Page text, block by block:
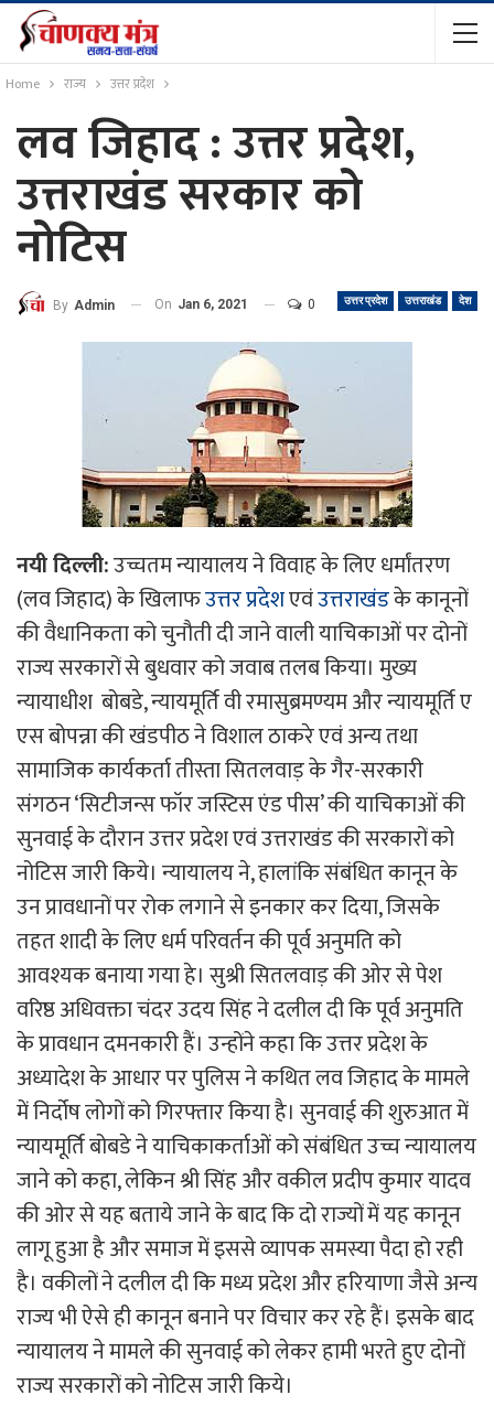
Home राज्य उत्तर प्रदेश
लव जिहाद : उत्तर प्रदेश,
उत्तराखंड सरकार को
नोटिस
उत्तर प्रदेश उत्तराखंड देश
By Admin On Jan 6, 2021 0
नयी दिल्ली:उच्चतम न्यायालय ने विवाह के लिए धर्मांतरण
(लव जिहाद) के खिलाफउत्तर प्रदेशएवंउत्तराखंडके कानूनों
की वैधानिकता को चुनौती दी जाने वाली याचिकाओं पर दोनों
राज्य सरकारों से बुधवार को जवाब तलब किया। मुख्य
न्यायाधीश बोबडे, न्यायमूर्ति वी रमासुब्रमण्यम और न्यायमूर्ति ए
एस बोपन्ना की खंडपीठ ने विशाल ठाकरे एवं अन्य तथा
सामाजिक कार्यकर्ता तीस्ता सितलवाड़ के गैर-सरकारी
संगठन ‘सिटीजन्स फॉर जस्टिस एंड पीस’ की याचिकाओं की
सुनवाई के दौरान उत्तर प्रदेश एवं उत्तराखंड की सरकारों को
नोटिस जारी किये। न्यायालय ने, हालांकि संबंधित कानून के
उन प्रावधानों पर रोक लगाने से इनकार कर दिया, जिसके
तहत शादी के लिए धर्म परिवर्तन की पूर्व अनुमति को
आवश्यक बनाया गया हे। सुश्री सितलवाड़ की ओर से पेश
वरिष्ठ अधिवक्ता चंदर उदय सिंह ने दलील दी कि पूर्व अनुमति
के प्रावधान दमनकारी हैं। उन्होंने कहा कि उत्तर प्रदेश के
अध्यादेश के आधार पर पुलिस ने कथित लव जिहाद के मामले
में निर्दोष लोगों को गिरफ्तार किया है। सुनवाई की शुरुआत में
न्यायमूर्ति बोबडे ने याचिकाकर्ताओं को संबंधित उच्च न्यायालय
जाने को कहा, लेकिन श्री सिंह और वकील प्रदीप कुमार यादव
की ओर से यह बताये जाने के बाद कि दो राज्यों में यह कानून
लागू हुआ है और समाज में इससे व्यापक समस्या पैदा हो रही
है। वकीलों ने दलील दी कि मध्य प्रदेश और हरियाणा जैसे अन्य
राज्य भी ऐसे ही कानून बनाने पर विचार कर रहे हैं। इसके बाद
न्यायालय ने मामले की सुनवाई को लेकर हामी भरते हुए दोनों
राज्य सरकारों को नोटिस जारी किये।